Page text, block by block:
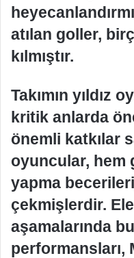
atılan goller,
kılmıştır.
Takımın yıldız
kritik anlarda
önemli katkılar
oyuncular, hem
yapma
çekmişlerdir.
aşamalarında
performansları,